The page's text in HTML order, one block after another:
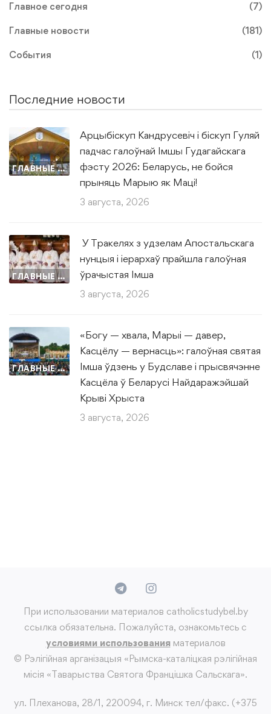
Главное сегодня (7)
Главные новости (181)
События (1)
Последние новости
ГЛАВНЫЕ НОВОСТИ
Арцыбіскуп Кандрусевіч і біскуп Гуляй
падчас галоўнай Імшы Гудагайскага
фэсту 2026: Беларусь, не бойся
прыняць Марыю як Маці!
3 августа, 2026
ГЛАВНЫЕ НОВОСТИ
У Тракелях з удзелам Апостальскага
нунцыя і іерархаў прайшла галоўная
ўрачыстая Імша
3 августа, 2026
ГЛАВНЫЕ НОВОСТИ
«Богу — хвала, Марыі — давер,
Касцёлу — вернасць»: галоўная святая
Імша ўдзень у Будславе і прысвячэнне
Касцёла ў Беларусі Найдаражэйшай
Крыві Хрыста
3 августа, 2026
При использовании материалов catholicstudybel.by
ссылка обязательна. Пожалуйста, ознакомьтесь с
условиями использования материалов
© Рэлігійная арганізацыя «Рымска-каталіцкая рэлігійная
місія «Таварыства Святога Францішка Сальскага».
ул. Плеханова, 28/1, 220094, г. Минск тел/факс. (+375